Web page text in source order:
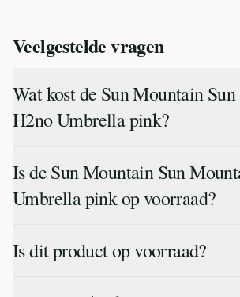
Veelgestelde vragen
Wat kost de Sun Mountain
H2no Umbrella pink?
Is de Sun Mountain Sun
Umbrella pink op voorraad?
Is dit product op voorraad?